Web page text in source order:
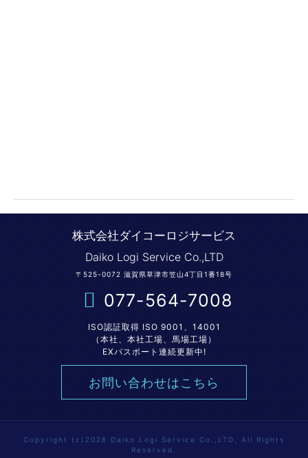
株式会社ダイコーロジサービス
Daiko Logi Service Co.,LTD
〒525-0072 滋賀県草津市笠山4丁目1番18号
077-564-7008
ISO認証取得 ISO 9001、14001
（本社、本社工場、馬場工場）
EXパスポート連続更新中!
お問い合わせはこちら
Copyright (c)2026 Daiko Logi Service Co.,LTD, All Rights
Reserved.